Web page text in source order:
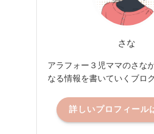
さな
アラフォー３児ママのさな
なる情報を書いていくブログ
詳しいプロフィール